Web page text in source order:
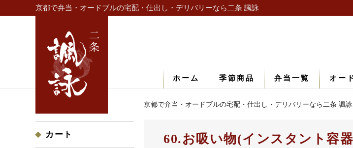
京都で弁当・オードブルの宅配・仕出し・デリバリーなら二条 諷詠
ホーム 季節商品 弁当一覧 オー
カート
京都で弁当・オードブルの宅配・仕出し・デリバリーなら二条 諷詠
60.お吸い物(インスタント容